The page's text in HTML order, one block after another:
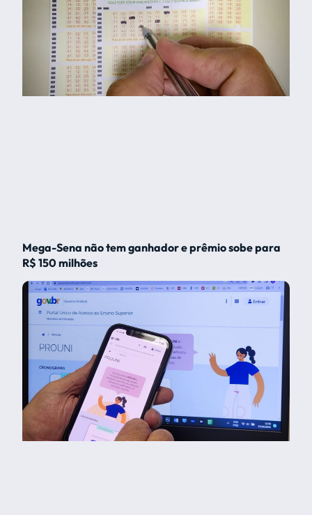
Mega-Sena não tem ganhador e prêmio sobe para
R$ 150 milhões